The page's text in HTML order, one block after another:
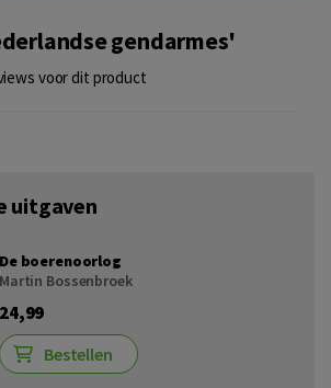
gendarmes'
voor dit product
uitgaven
De boerenoorlog
Martin Bossenbroek
24,99
Bestellen